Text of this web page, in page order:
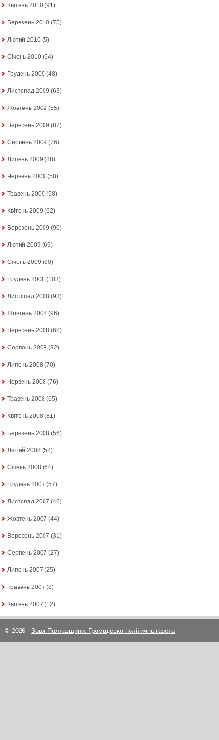
Квітень 2010 (91)
Березень 2010 (75)
Лютий 2010 (5)
Січень 2010 (54)
Грудень 2009 (48)
Листопад 2009 (63)
Жовтень 2009 (55)
Вересень 2009 (87)
Серпень 2009 (76)
Липень 2009 (88)
Червень 2009 (58)
Травень 2009 (58)
Квітень 2009 (62)
Березень 2009 (90)
Лютий 2009 (69)
Січень 2009 (60)
Грудень 2008 (103)
Листопад 2008 (93)
Жовтень 2008 (96)
Вересень 2008 (68)
Серпень 2008 (32)
Липень 2008 (70)
Червень 2008 (76)
Травень 2008 (65)
Квітень 2008 (81)
Березень 2008 (56)
Лютий 2008 (52)
Січень 2008 (64)
Грудень 2007 (57)
Листопад 2007 (48)
Жовтень 2007 (44)
Вересень 2007 (31)
Серпень 2007 (27)
Липень 2007 (25)
Травень 2007 (8)
Квітень 2007 (12)
© 2026 - Зоря Полтавщини. Громадсько-політична газета